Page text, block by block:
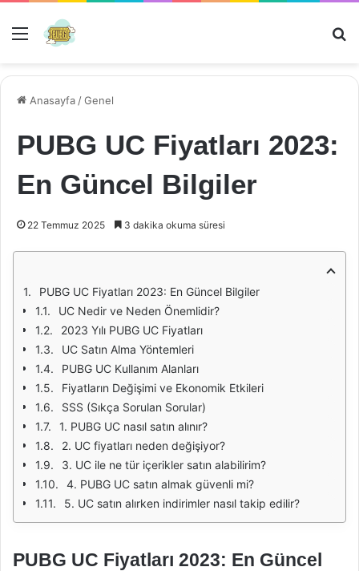
Menü
Anasayfa /Genel
PUBG UC Fiyatları 2023:
En Güncel Bilgiler
22 Temmuz 2025 3 dakika okuma süresi
PUBG UC Fiyatları 2023: En Güncel Bilgiler
UC Nedir ve Neden Önemlidir?
2023 Yılı PUBG UC Fiyatları
UC Satın Alma Yöntemleri
PUBG UC Kullanım Alanları
Fiyatların Değişimi ve Ekonomik Etkileri
SSS (Sıkça Sorulan Sorular)
1. PUBG UC nasıl satın alınır?
2. UC fiyatları neden değişiyor?
3. UC ile ne tür içerikler satın alabilirim?
4. PUBG UC satın almak güvenli mi?
5. UC satın alırken indirimler nasıl takip edilir?
PUBG UC Fiyatları 2023: En Güncel